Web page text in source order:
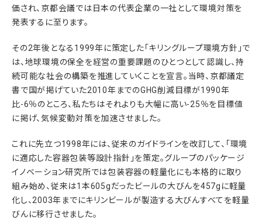
価され、京都会議では日本の代表企業の一社として環境対策を
発表するに至ります。
その2年後となる1999年に策定した「キリングループ環境方針」で
は、地球環境の保全を経営の重要課題のひとつとして認識し、持
続可能な社会の構築を推進していくことを宣言。当時、京都議定
書で国が掲げていた2010年までのGHG削減目標が1990年
比-6％のところ、私たちはそれよりも大幅に高い-25％を目標値
に掲げ、気候変動対策を加速させました。
これに先立つ1998年には、従来のガイドラインを改訂して、「環境
に適応した容器包装等設計指針」を策定。グループのパッケージ
イノベーション研究所では包装容器の軽量化にも本格的に取り
組み始め、従来は1本605gだったビールの大びんを457gに軽量
化し、2003年までにキリンビールが製造する大びんすべてを軽量
びんに移行させました。